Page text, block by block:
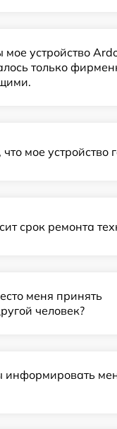
мое устройство
только
мое устройство
срок ремонта
меня принять
человек?
информировать